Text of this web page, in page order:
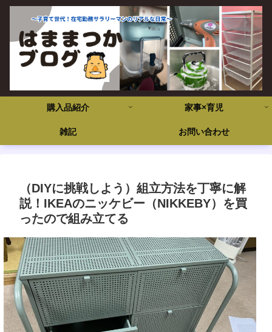
購入品紹介 家事×育児
雑記 お問い合わせ
（DIYに挑戦しよう）組立方法を丁寧に解
説！IKEAのニッケビー（NIKKEBY）を買
ったので組み立てる